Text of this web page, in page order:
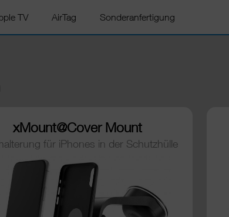
TV AirTag Sonderanfertigung
xMount@Cover Mount
für iPhones in der Schutzhülle